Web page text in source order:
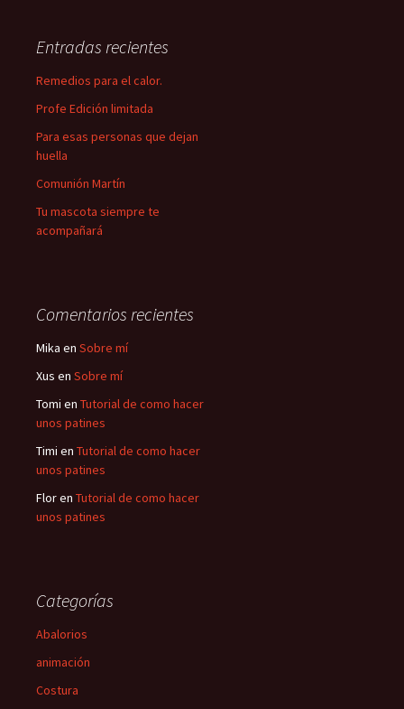
Entradas recientes
Remedios para el calor.
Profe Edición limitada
Para esas personas que dejan
huella
Comunión Martín
Tu mascota siempre te
acompañará
Comentarios recientes
Mika en Sobre mí
Xus en Sobre mí
Tomi en Tutorial de como hacer
unos patines
Timi en Tutorial de como hacer
unos patines
Floren Tutorial de como hacer
unos patines
Categorías
Abalorios
animación
Costura